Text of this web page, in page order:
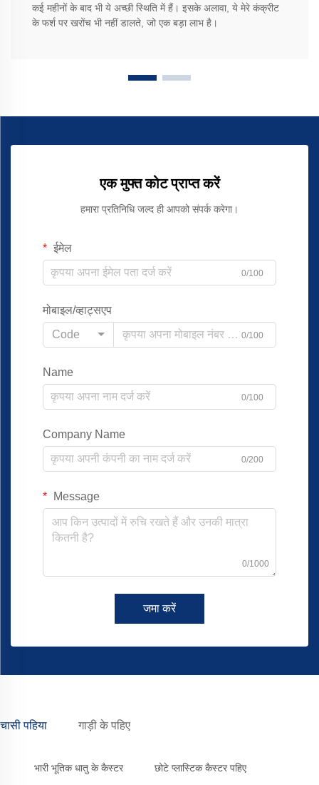
कई महीनों के बाद भी ये अच्छी स्थिति में हैं। इसके अलावा, ये मेरे कंक्रीट
के फर्श पर खरोंच भी नहीं डालते, जो एक बड़ा लाभ है।
एक मुफ्त कोट प्राप्त करें
हमारा प्रतिनिधि जल्द ही आपको संपर्क करेगा।
ईमेल
0/100
मोबाइल/व्हाट्सएप
Code
0/100
Name
0/100
Company Name
0/200
Message
0/1000
जमा करें
चासी पहिया गाड़ी के पहिए
भारी भूतिक धातु के कैस्टर छोटे प्लास्टिक कैस्टर पहिए